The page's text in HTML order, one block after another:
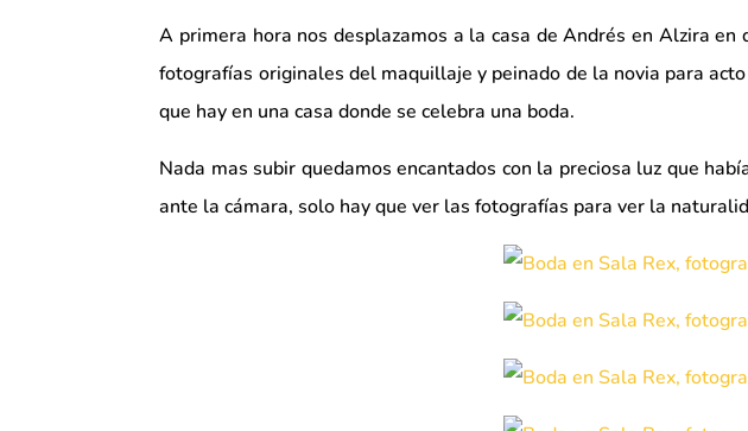
A primera hora nos desplazamos a la casa de Andrés en Alzira
fotografías originales del maquillaje y peinado de la novia para
que hay en una casa donde se celebra una boda.
Nada mas subir quedamos encantados con la preciosa luz que
ante la cámara, solo hay que ver las fotografías para ver la